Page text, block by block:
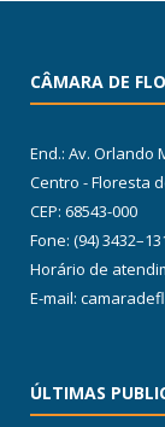
CÂMARA DE
End.: Av. Orlando
Centro - Floresta
CEP: 68543-000
Fone: (94)
Horário de
E-mail:
ÚLTIMAS